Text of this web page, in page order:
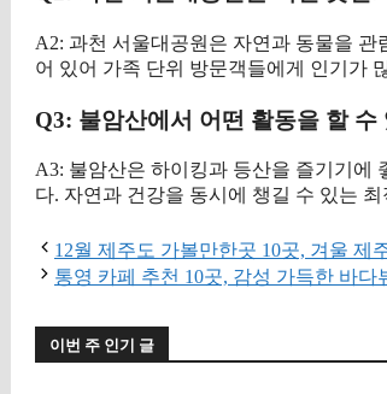
A2: 과천 서울대공원은 자연과 동물을
어 있어 가족 단위 방문객들에게 인기가
Q3: 불암산에서 어떤 활동을 할 수
A3: 불암산은 하이킹과 등산을 즐기기에
다. 자연과 건강을 동시에 챙길 수 있는
12월 제주도 가볼만한곳 10곳, 겨울 제
통영 카페 추천 10곳, 감성 가득한 바다
이번 주 인기 글